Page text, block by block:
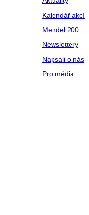
Kalendář akcí
Mendel 200
Newslettery
Napsali o nás
Pro média